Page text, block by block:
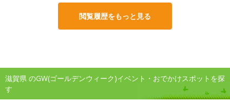
閲覧履歴をもっと見る
滋賀県 のGW(ゴールデンウィーク)イベント・おでかけスポットを探
す